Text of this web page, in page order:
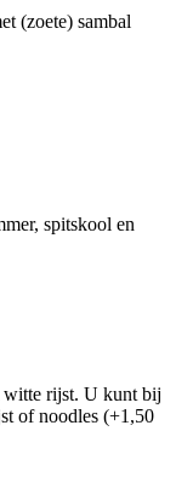
(zoete) sambal
spitskool en
witte rijst. U kunt bij
of noodles (+1,50